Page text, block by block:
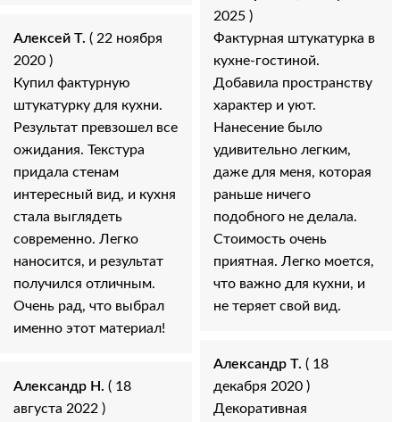
Алексей Т. ( 22 ноября
2020 )
Купил фактурную
штукатурку для кухни.
Результат превзошел все
ожидания. Текстура
придала стенам
интересный вид, и кухня
стала выглядеть
современно. Легко
наносится, и результат
получился отличным.
Очень рад, что выбрал
именно этот материал!
Александр Н. ( 18
августа 2022 )
2025 )
Фактурная штукатурка в
кухне-гостиной.
Добавила пространству
характер и уют.
Нанесение было
удивительно легким,
даже для меня, которая
раньше ничего
подобного не делала.
Стоимость очень
приятная. Легко моется,
что важно для кухни, и
не теряет свой вид.
Александр Т. ( 18
декабря 2020 )
Декоративная